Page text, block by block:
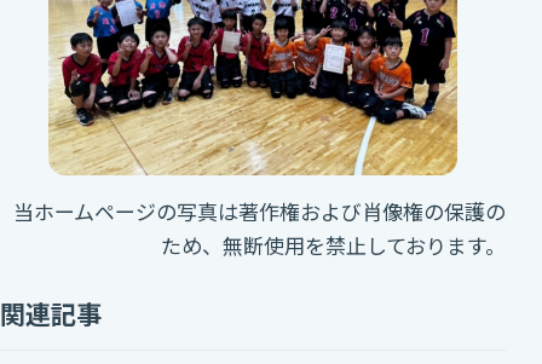
当ホームページの写真は著作権および肖像権の保護の
ため、無断使用を禁止しております。
関連記事